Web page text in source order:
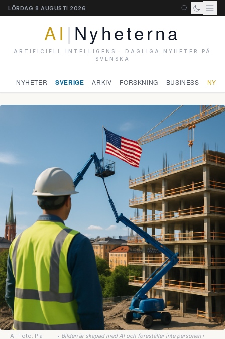
LÖRDAG 8 AUGUSTI 2026
AI | Nyheterna
ARTIFICIELL INTELLIGENS · DAGLIGA NYHETER PÅ
SVENSKA
NYHETER SVERIGE ARKIV FORSKNING BUSINESS
AI-Foto: Pia
• Bilden är skapad med AI och föreställer inte personen i